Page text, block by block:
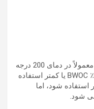
کلسیم یا نمک سدیم درجه فیلتر شده معمولاً در دمای 200 درجه
فارنهایت BHCT یا کمتر در غلظت 0.6٪ BWOC یا کمتر استفاده
شود، اما
شود.